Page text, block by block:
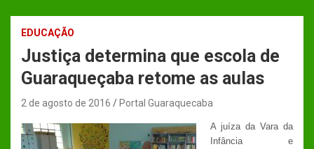
EDUCAÇÃO
Justiça determina que escola de
Guaraqueçaba retome as aulas
2 de agosto de 2016 Portal Guaraquecaba
A juíza da Vara da
Infância e